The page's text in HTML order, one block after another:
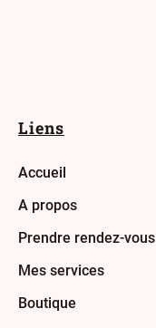
Liens
Accueil
A propos
Prendre rendez-vous
Mes services
Boutique